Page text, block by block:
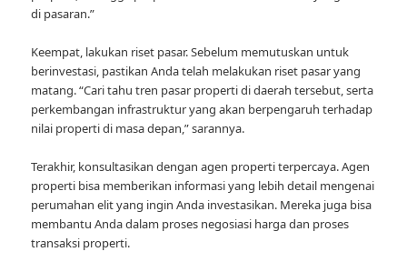
di pasaran.”
Keempat, lakukan riset pasar. Sebelum memutuskan untuk
berinvestasi, pastikan Anda telah melakukan riset pasar yang
matang. “Cari tahu tren pasar properti di daerah tersebut, serta
perkembangan infrastruktur yang akan berpengaruh terhadap
nilai properti di masa depan,” sarannya.
Terakhir, konsultasikan dengan agen properti terpercaya. Agen
properti bisa memberikan informasi yang lebih detail mengenai
perumahan elit yang ingin Anda investasikan. Mereka juga bisa
membantu Anda dalam proses negosiasi harga dan proses
transaksi properti.